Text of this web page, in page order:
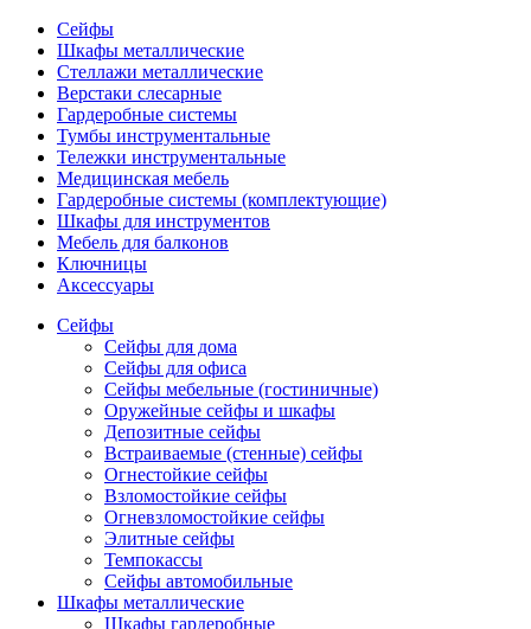
Сейфы
Шкафы металлические
Стеллажи металлические
Верстаки слесарные
Гардеробные системы
Тумбы инструментальные
Тележки инструментальные
Медицинская мебель
Гардеробные системы (комплектующие)
Шкафы для инструментов
Мебель для балконов
Ключницы
Аксессуары
Сейфы
Сейфы для дома
Сейфы для офиса
Сейфы мебельные (гостиничные)
Оружейные сейфы и шкафы
Депозитные сейфы
Встраиваемые (стенные) сейфы
Огнестойкие сейфы
Взломостойкие сейфы
Огневзломостойкие сейфы
Элитные сейфы
Темпокассы
Сейфы автомобильные
Шкафы металлические
Шкафы гардеробные